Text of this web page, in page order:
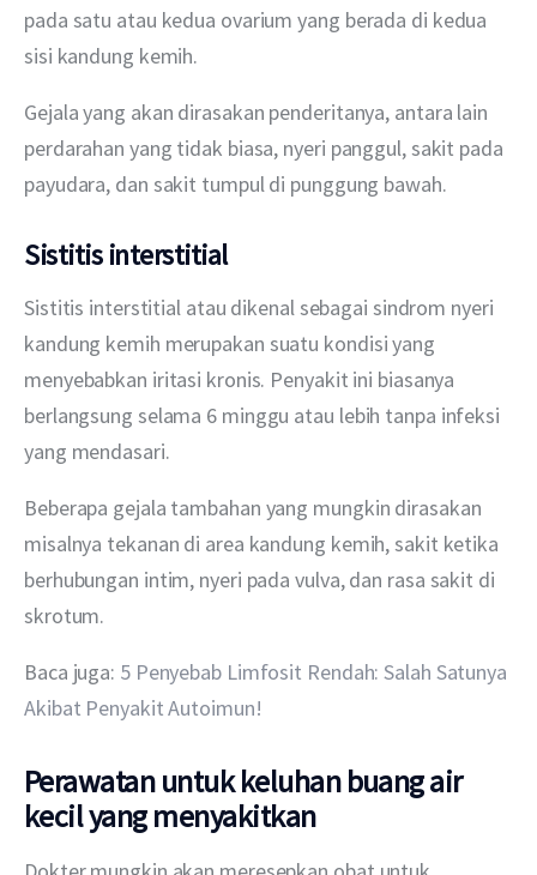
pada satu atau kedua ovarium yang berada di kedua
sisi kandung kemih.
Gejala yang akan dirasakan penderitanya, antara lain
perdarahan yang tidak biasa, nyeri panggul, sakit pada
payudara, dan sakit tumpul di punggung bawah.
Sistitis interstitial
Sistitis interstitial atau dikenal sebagai sindrom nyeri
kandung kemih merupakan suatu kondisi yang
menyebabkan iritasi kronis. Penyakit ini biasanya
berlangsung selama 6 minggu atau lebih tanpa infeksi
yang mendasari.
Beberapa gejala tambahan yang mungkin dirasakan
misalnya tekanan di area kandung kemih, sakit ketika
berhubungan intim, nyeri pada vulva, dan rasa sakit di
skrotum.
Baca juga: 5 Penyebab Limfosit Rendah: Salah Satunya
Akibat Penyakit Autoimun!
Perawatan untuk keluhan buang air
kecil yang menyakitkan